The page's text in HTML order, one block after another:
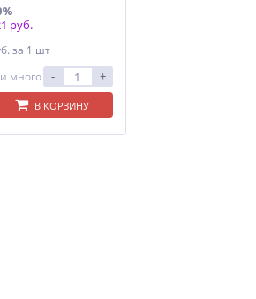
руб.
за 1 шт
много
- +
В КОРЗИНУ